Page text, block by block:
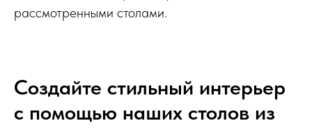
рассмотренными столами.
Создайте стильный интерьер
с помощью наших столов из